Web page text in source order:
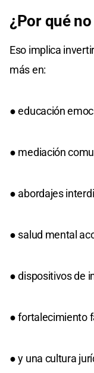
¿Por qué
Eso implica
más en:
● educación
● mediación
● abordajes
● salud mental
● dispositivos de
● fortalecimiento
● y una cultura